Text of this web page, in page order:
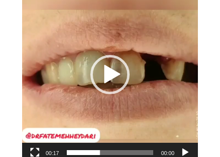
00:00
00:17